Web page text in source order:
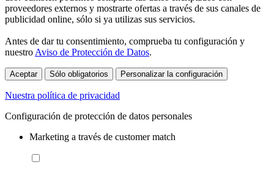
proveedores externos y mostrarte ofertas a través de sus canales de
publicidad online, sólo si ya utilizas sus servicios.
Antes de dar tu consentimiento, comprueba tu configuración y
nuestro Aviso de Protección de Datos.
Aceptar Sólo obligatorios Personalizar la configuración
Nuestra política de privacidad
Configuración de protección de datos personales
Marketing a través de customer match